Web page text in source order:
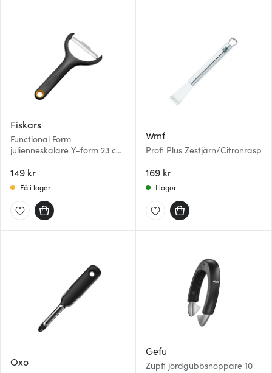
Fiskars
Functional Form
julienneskalare Y-form 23 cm
149 kr
Få i lager
Wmf
Profi Plus Zestjärn/Citronrasp
169 kr
I lager
Oxo
Gefu
Zupfi jordgubbsnoppare 10